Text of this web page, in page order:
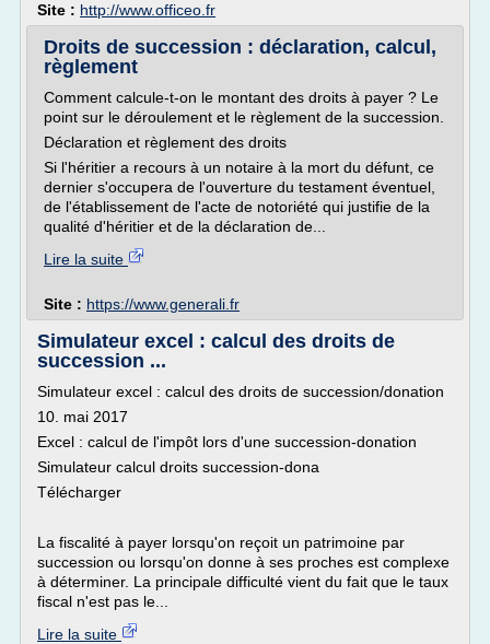
Site : http://www.officeo.fr
Droits de succession : déclaration, calcul,
règlement
Comment calcule-t-on le montant des droits à payer ? Le
point sur le déroulement et le règlement de la succession.
Déclaration et règlement des droits
Si l'héritier a recours à un notaire à la mort du défunt, ce
dernier s'occupera de l'ouverture du testament éventuel,
de l'établissement de l'acte de notoriété qui justifie de la
qualité d'héritier et de la déclaration de...
Lire la suite
Site : https://www.generali.fr
Simulateur excel : calcul des droits de
succession ...
Simulateur excel : calcul des droits de succession/donation
10. mai 2017
Excel : calcul de l'impôt lors d'une succession-donation
Simulateur calcul droits succession-dona
Télécharger
La fiscalité à payer lorsqu'on reçoit un patrimoine par
succession ou lorsqu'on donne à ses proches est complexe
à déterminer. La principale difficulté vient du fait que le taux
fiscal n'est pas le...
Lire la suite